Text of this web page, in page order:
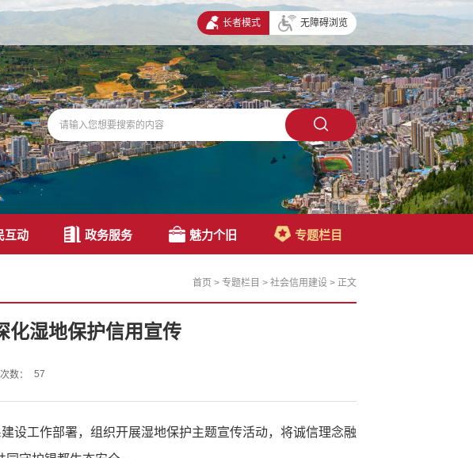
长者模式 无障碍浏览
互动 政务服务 魅力个旧 专题栏目
首页 > 专题栏目 > 社会信用建设 > 正文
化湿地保护信用宣传
数： 57
设工作部署，组织开展湿地保护主题宣传活动，将诚信理念融